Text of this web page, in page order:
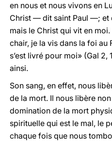
en nous et nous vivons en
Christ — dit saint Paul —; et
mais le Christ qui vit en
chair, je la vis dans la foi au
s’est livré pour moi» (Gal 2,
ainsi.
Son sang, en effet, nous
de la mort. Il nous libère
domination de la mort
spirituelle qui est le mal, le
chaque fois que nous